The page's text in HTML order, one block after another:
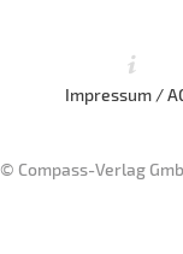
Impressum /
© Compass-Verlag